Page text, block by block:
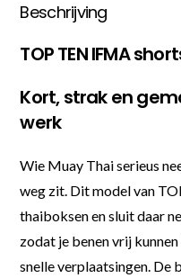
Beschrijving
TOP TEN IFMA
Kort, strak en
werk
Wie Muay Thai serieus
weg zit. Dit model van
thaiboksen en sluit daar
zodat je benen vrij
snelle verplaatsingen. De